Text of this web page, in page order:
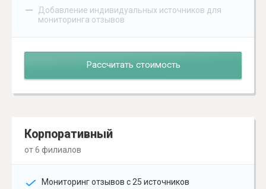
–
Добавление индивидуальных источников для
мониторинга отзывов
Рассчитать стоимость
Корпоративный
от 6 филиалов
Мониторинг отзывов с 25 источников